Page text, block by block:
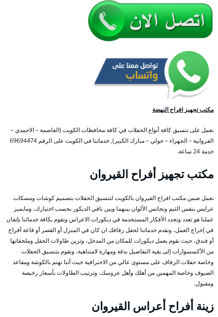
مكتب تجهيز افراح النهضة
نعمل على تنسيق كافة أنواع الحفلات في كافة محافظات الكويت (العاصمة – الاحمدي –
الفروانية – الجهراء – حولي – مبارك الكبير), خدماتنا في الكويت على الرقم 69694474
خدمة 24 ساعة.
مكتب تجهيز أفراح القيروان
نعمل ضمن مكتب افراح القيروان بالكويت لتنسيق الحفلات بتصميم كوشات ومسكات
عرايس بنفس الثيم وتجانس الألوان بينهما وبين باقي الديكور بحسب اختيارك، ومايميز
عملنا هو تعدد وتجدد الأفكار المستخدمة في ديكورات الاعراس ونقوم بكافة خدماتنا بإتقان
في إخراج العمل، ونقدم خدماتنا لحفل زفافك ان كان في المنزل أو القصر أو قاعة أفراح
أو فندق، حيث نقوم بعمل ديكورات للمكان من المدخل، وتزين طاولات الحفل وملحقاتها
من الأكسسوارات إلى بقية التفاصيل بدقة ومهارة لامتناهية، ونقوم بتنسيق الحفلات
وخاصة حفلات الزفاف على مستوى عالي من الاحترافية حيث أننا نهتم بالكوشة ومقاعد
الضيوف وخاصة المهمين من أهلك وأهل عروسك، وترتيب الطاولات بأسعار رخيصة
ومقبول.
زينة أفراح أعراس القيروان